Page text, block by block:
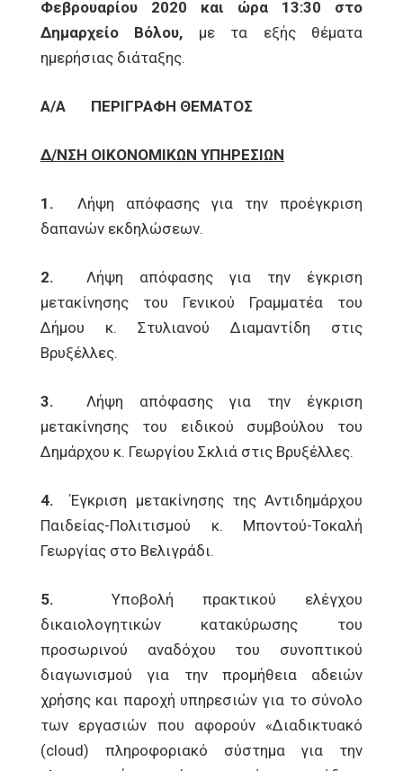
Φεβρουαρίου 2020 και ώρα 13:30 στο
Δημαρχείο Βόλου, με τα εξής θέματα
ημερήσιας διάταξης.
Α/Α ΠΕΡΙΓΡΑΦΗ ΘΕΜΑΤΟΣ
Δ/ΝΣΗ ΟΙΚΟΝΟΜΙΚΩΝ ΥΠΗΡΕΣΙΩΝ
1. Λήψη απόφασης για την προέγκριση
δαπανών εκδηλώσεων.
2.
Λήψη απόφασης για την έγκριση
μετακίνησης του Γενικού Γραμματέα του
Δήμου κ. Στυλιανού Διαμαντίδη στις
Βρυξέλλες.
3.
Λήψη απόφασης για την έγκριση
μετακίνησης του ειδικού συμβούλου του
Δημάρχου κ. Γεωργίου Σκλιά στις Βρυξέλλες.
4. Έγκριση μετακίνησης της Αντιδημάρχου
Παιδείας-Πολιτισμού κ. Μποντού-Τοκαλή
Γεωργίας στο Βελιγράδι.
5.
Υποβολή πρακτικού ελέγχου
δικαιολογητικών κατακύρωσης του
προσωρινού αναδόχου του συνοπτικού
διαγωνισμού για την προμήθεια αδειών
χρήσης και παροχή υπηρεσιών για το σύνολο
των εργασιών που αφορούν «Διαδικτυακό
(cloud) πληροφοριακό σύστημα για την